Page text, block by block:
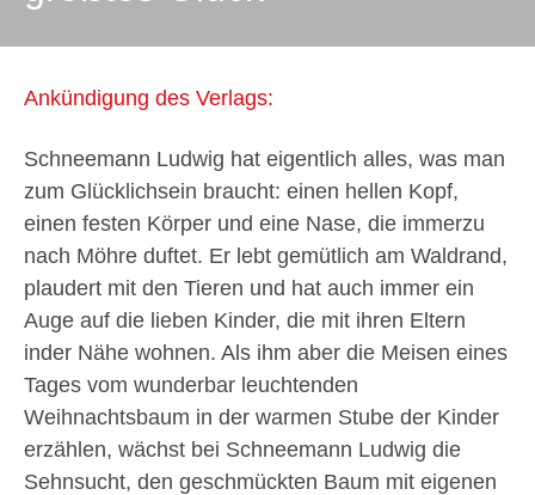
Ankündigung des Verlags:
Schneemann Ludwig hat eigentlich alles, was man
zum Glücklichsein braucht: einen hellen Kopf,
einen festen Körper und eine Nase, die immerzu
nach Möhre duftet. Er lebt gemütlich am Waldrand,
plaudert mit den Tieren und hat auch immer ein
Auge auf die lieben Kinder, die mit ihren Eltern
inder Nähe wohnen. Als ihm aber die Meisen eines
Tages vom wunderbar leuchtenden
Weihnachtsbaum in der warmen Stube der Kinder
erzählen, wächst bei Schneemann Ludwig die
Sehnsucht, den geschmückten Baum mit eigenen